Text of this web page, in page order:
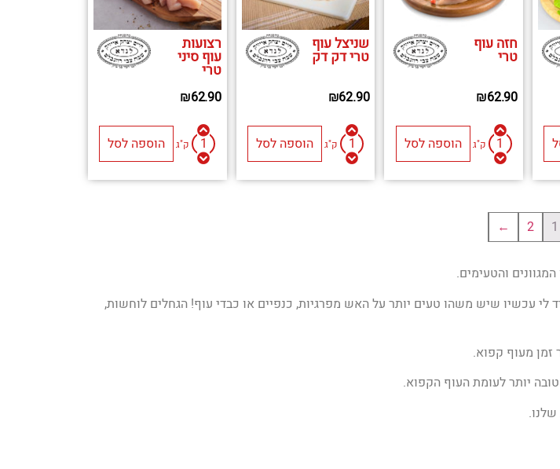
חזה עוף
טרי
₪62.90
ק"ג הוספה לסל
שניצל עוף
טרי דק דק
₪62.90
ק"ג הוספה לסל
רצועות
עוף סיני
טרי
₪62.90
ק"ג הוספה לסל
1
2
←
והטעימים.
עכשיו שיש משהו טעים יותר על האש מפרגיות, כנפיים או כבדי עוף! הגחלים לוחשות,
זמן מעוף קפוא.
יותר לעומת העוף הקפוא.